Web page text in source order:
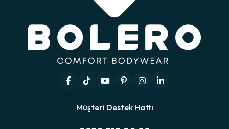
Müşteri Destek Hattı